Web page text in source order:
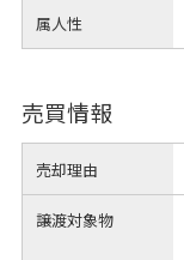
属人性
売買情報
売却理由
譲渡対象物